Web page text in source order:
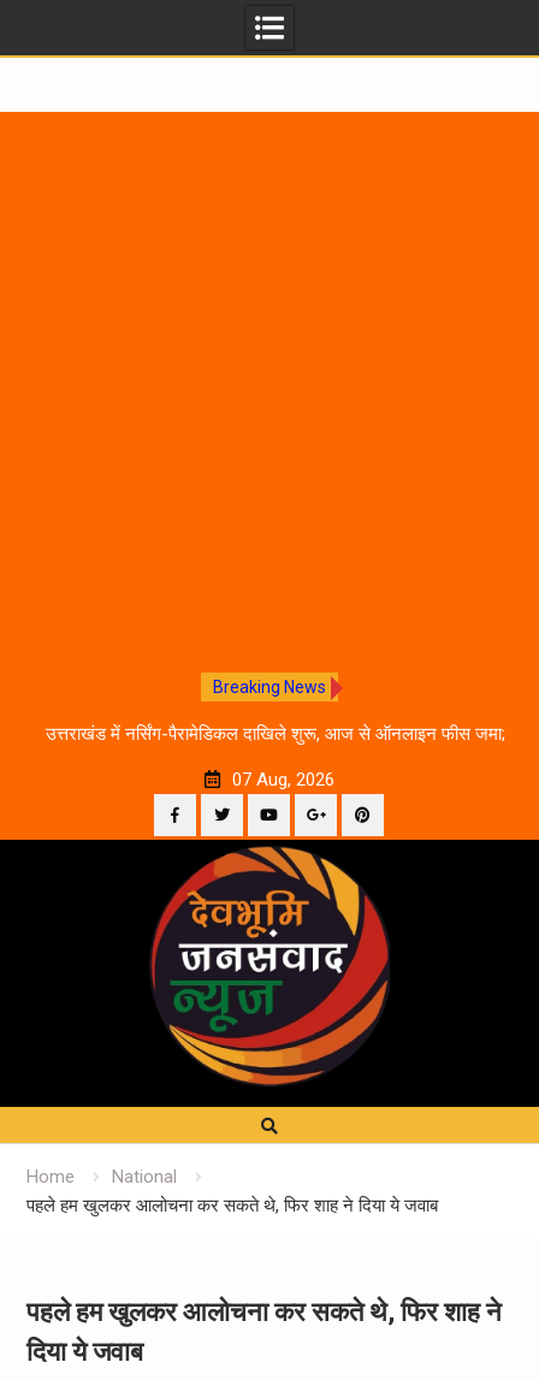
Breaking News
उत्तराखंड में नर्सिंग-पैरामेडिकल दाखिले शुरू, आज से ऑनलाइन फीस जमा;
07 Aug, 2026
Facebook
TwitterYouTubePlus
Google
Home
National
पहले हम खुलकर आलोचना कर सकते थे, फिर शाह ने दिया ये जवाब
पहले हम खुलकर आलोचना कर सकते थे, फिर शाह ने
दिया ये जवाब